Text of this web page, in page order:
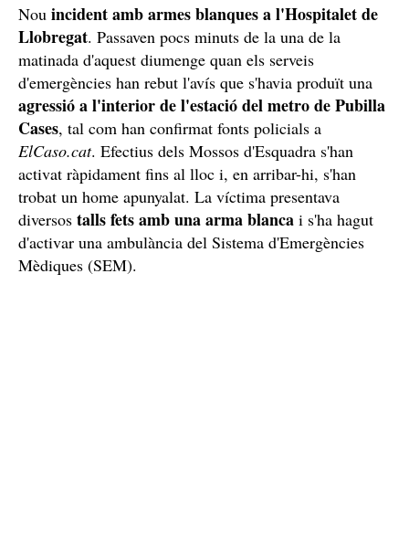
Nou incident amb armes blanques a l'Hospitalet de
Llobregat. Passaven pocs minuts de la una de la
matinada d'aquest diumenge quan els serveis
d'emergències han rebut l'avís que s'havia produït una
agressió a l'interior de l'estació del metro de Pubilla
Cases, tal com han confirmat fonts policials a
ElCaso.cat. Efectius dels Mossos d'Esquadra s'han
activat ràpidament fins al lloc i, en arribar-hi, s'han
trobat un home apunyalat. La víctima presentava
diversos talls fets amb una arma blanca i s'ha hagut
d'activar una ambulància del Sistema d'Emergències
Mèdiques (SEM).